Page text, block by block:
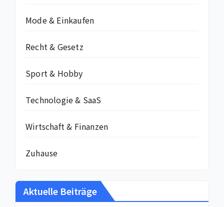
Mode & Einkaufen
Recht & Gesetz
Sport & Hobby
Technologie & SaaS
Wirtschaft & Finanzen
Zuhause
Aktuelle Beiträge